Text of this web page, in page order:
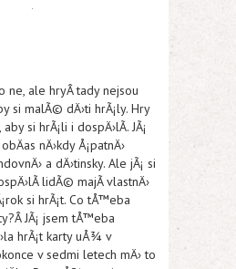
ne, ale hryÂ tady nejsou
si malÃ© dÄ›ti hrÃ¡ly. Hry
si hrÃ¡li i dospÄ›lÃ­. JÃ¡
nÄ›kdy Å¡patnÄ›
a dÄ›tinsky. Ale jÃ¡ si
lidÃ© majÃ­ vlastnÄ›
si hrÃ¡t. Co tÅ™eba
JÃ¡ jsem tÅ™eba
hrÃ¡t karty uÅ¾ v
v sedmi letech mÄ› to